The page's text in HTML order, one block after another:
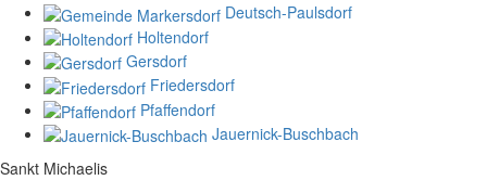
Deutsch-Paulsdorf
Holtendorf
Gersdorf
Friedersdorf
Pfaffendorf
Jauernick-Buschbach
Sankt Michaelis